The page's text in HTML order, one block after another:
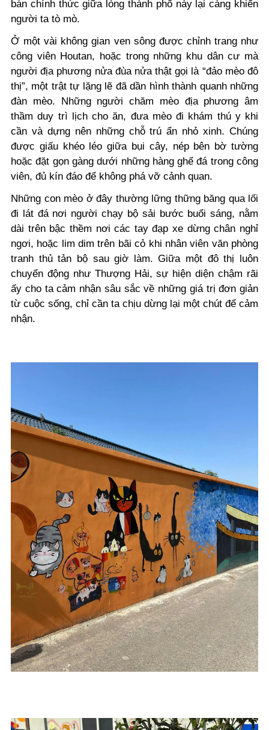
bán chính thức giữa lòng thành phố này lại càng khiến
người ta tò mò.
Ở một vài không gian ven sông được chỉnh trang như
công viên Houtan, hoặc trong những khu dân cư mà
người địa phương nửa đùa nửa thật gọi là “đảo mèo đô
thị”, một trật tự lặng lẽ đã dần hình thành quanh những
đàn mèo. Những người chăm mèo địa phương âm
thầm duy trì lịch cho ăn, đưa mèo đi khám thú y khi
cần và dựng nên những chỗ trú ẩn nhỏ xinh. Chúng
được giấu khéo léo giữa bụi cây, nép bên bờ tường
hoặc đặt gọn gàng dưới những hàng ghế đá trong công
viên, đủ kín đáo để không phá vỡ cảnh quan.
Những con mèo ở đây thường lững thững băng qua lối
đi lát đá nơi người chạy bộ sải bước buổi sáng, nằm
dài trên bậc thềm nơi các tay đạp xe dừng chân nghỉ
ngơi, hoặc lim dim trên bãi cỏ khi nhân viên văn phòng
tranh thủ tản bộ sau giờ làm. Giữa một đô thị luôn
chuyển động như Thượng Hải, sự hiện diện chậm rãi
ấy cho ta cảm nhận sâu sắc về những giá trị đơn giản
từ cuộc sống, chỉ cần ta chịu dừng lại một chút để cảm
nhận.